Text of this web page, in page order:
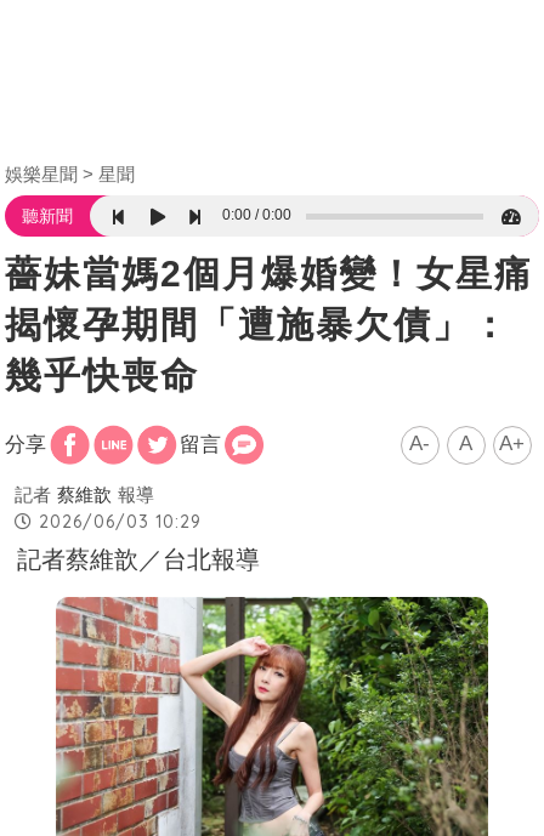
娛樂星聞 星聞
聽新聞 0:00 0:00
薔妹當媽2個月爆婚變！女星痛
揭懷孕期間「遭施暴欠債」：
幾乎快喪命
分享 留言 A- A A+
記者 蔡維歆 報導
2026/06/03 10:29
記者蔡維歆／台北報導